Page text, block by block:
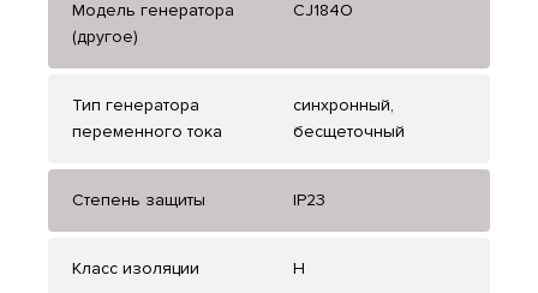
Модель генератора
(другое)
CJ184О
Тип генератора
переменного тока
синхронный,
бесщеточный
Степень защиты IP23
Класс изоляции H